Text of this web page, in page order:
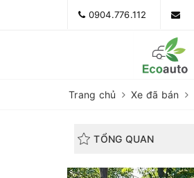
0904.776.112
Trang chủ Xe đã bán
TỔNG QUAN